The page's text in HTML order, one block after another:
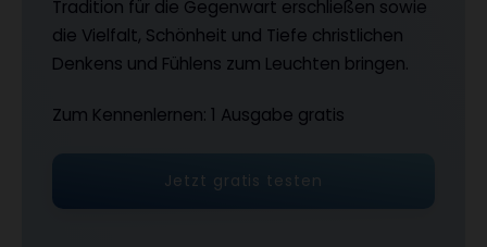
Tradition für die Gegenwart erschließen sowie
die Vielfalt, Schönheit und Tiefe christlichen
Denkens und Fühlens zum Leuchten bringen.
Zum Kennenlernen: 1 Ausgabe gratis
Jetzt gratis testen